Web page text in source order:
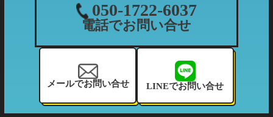
当社が収集する個人情報につきましては、下記の
利用目的の範囲内において利用させて頂きます。
（1）ご利用履歴・支払状況の確認など、当社の
利用状況の把握及び債権管理のため
（2）カーマッチフランチャイズ全体の市場調
050-1722-6037
電話でお問い合せ
メールでお問い合せ LINEでお問い合せ